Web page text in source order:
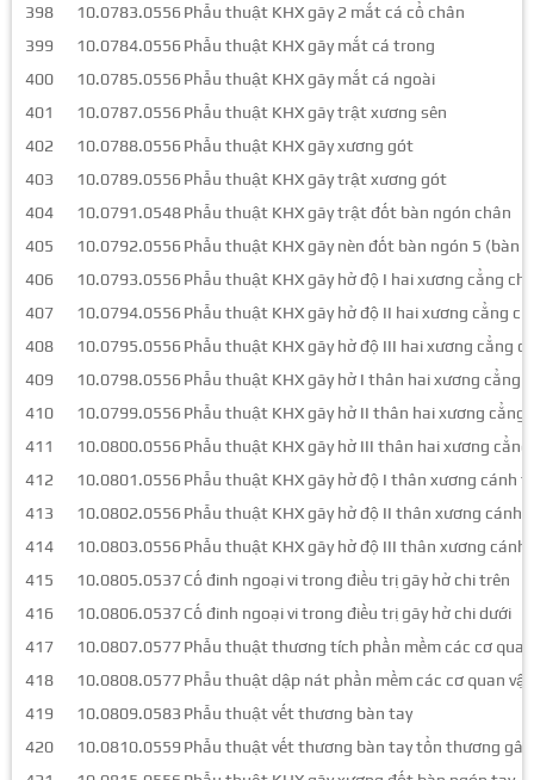
398
10.0783.0556 Phẫu thuật KHX gãy 2 mắt cá cổ chân
399
10.0784.0556 Phẫu thuật KHX gãy mắt cá trong
400
10.0785.0556 Phẫu thuật KHX gãy mắt cá ngoài
401
10.0787.0556 Phẫu thuật KHX gãy trật xương sên
402
10.0788.0556 Phẫu thuật KHX gãy xương gót
403
10.0789.0556 Phẫu thuật KHX gãy trật xương gót
404
10.0791.0548Phẫu thuật KHX gãy trật đốt bàn ngón chân
405
10.0792.0556 Phẫu thuật KHX gãy nèn đốt bàn ngón 5 (bàn
406
10.0793.0556 Phẫu thuật KHX gãy hở độ I hai xương cẳng
407
10.0794.0556 Phẫu thuật KHX gãy hở độ II hai xương cẳng
408
10.0795.0556 Phẫu thuật KHX gãy hở độ III hai xương cẳng
409
10.0798.0556 Phẫu thuật KHX gãy hở I thân hai xương cẳng
410
10.0799.0556 Phẫu thuật KHX gãy hở II thân hai xương cẳng
411
10.0800.0556 Phẫu thuật KHX gãy hở III thân hai xương
412
10.0801.0556 Phẫu thuật KHX gãy hở độ I thân xương cánh
413
10.0802.0556 Phẫu thuật KHX gãy hở độ II thân xương cánh
414
10.0803.0556 Phẫu thuật KHX gãy hở độ III thân xương cánh
415
10.0805.0537Cố đinh ngoại vi trong điều trị gãy hở chi trên
416
10.0806.0537Cố đinh ngoại vi trong điều trị gãy hở chi dưới
417
10.0807.0577Phẫu thuật thương tích phần mềm các cơ
418
10.0808.0577Phẫu thuật dập nát phần mềm các cơ quan
419
10.0809.0583 Phẫu thuật vết thương bàn tay
420
10.0810.0559 Phẫu thuật vết thương bàn tay tổn thương